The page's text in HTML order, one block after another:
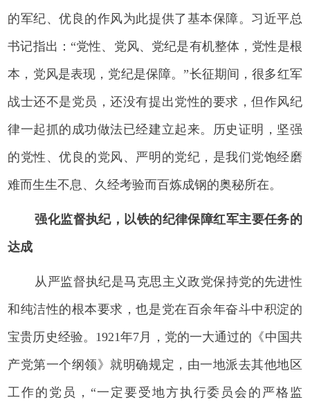
的军纪、优良的作风为此提供了基本保障。习近平总
书记指出：“党性、党风、党纪是有机整体，党性是根
本，党风是表现，党纪是保障。”长征期间，很多红军
战士还不是党员，还没有提出党性的要求，但作风纪
律一起抓的成功做法已经建立起来。历史证明，坚强
的党性、优良的党风、严明的党纪，是我们党饱经磨
难而生生不息、久经考验而百炼成钢的奥秘所在。
强化监督执纪，以铁的纪律保障红军主要任务的
达成
从严监督执纪是马克思主义政党保持党的先进性
和纯洁性的根本要求，也是党在百余年奋斗中积淀的
宝贵历史经验。1921年7月，党的一大通过的《中国共
产党第一个纲领》就明确规定，由一地派去其他地区
工作的党员，“一定要受地方执行委员会的严格监